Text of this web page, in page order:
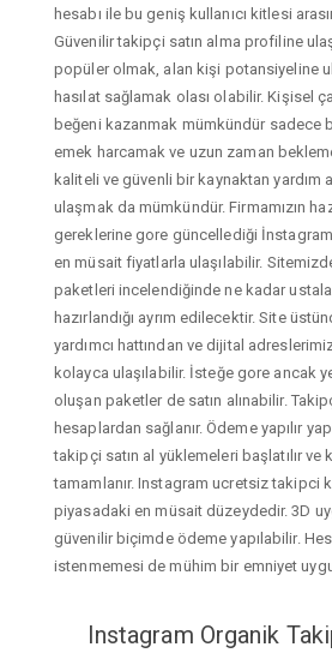
hesabı ile bu geniş kullanıcı kitlesi
Güvenilir takipçi satın alma profiline
popüler olmak, alan kişi potansiyeline
hasılat sağlamak olası olabilir. Kişisel
beğeni kazanmak mümkündür sadece
emek harcamak ve uzun zaman
kaliteli ve güvenli bir kaynaktan yardım
ulaşmak da mümkündür. Firmamızın
gereklerine gore güncellediği
en müsait fiyatlarla ulaşılabilir.
paketleri incelendiğinde ne kadar
hazırlandığı ayrım edilecektir. Site
yardımcı hattından ve dijital
kolayca ulaşılabilir. İsteğe gore ancak
oluşan paketler de satın alınabilir.
hesaplardan sağlanır. Ödeme yapılır
takipçi satın al yüklemeleri başlatılır ve
tamamlanır. Instagram ucretsiz takipci
piyasadaki en müsait düzeydedir. 3D
güvenilir biçimde ödeme yapılabilir.
istenmemesi de mühim bir emniyet
Instagram Organik